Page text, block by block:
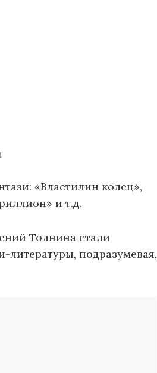
«Властилин колец»,
и т.д.
Толнина стали
литературы, подразумевая,